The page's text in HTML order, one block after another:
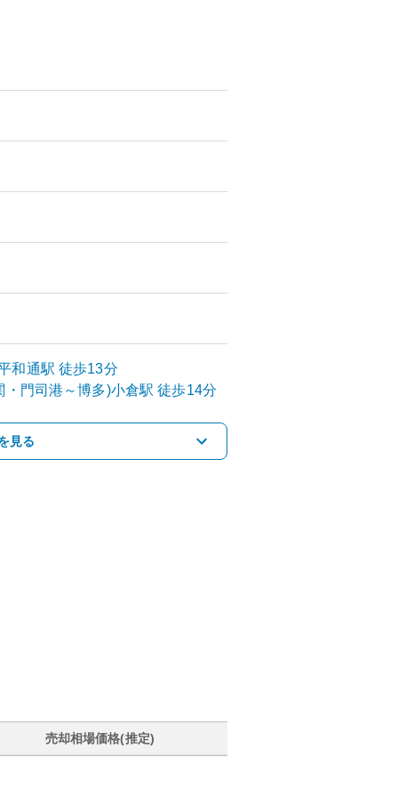
和通駅 徒歩13分
・門司港～博多)小倉駅 徒歩14分
見る
売却相場価格(推定)